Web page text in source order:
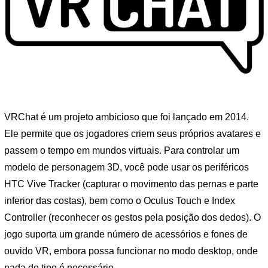
VRChat é um projeto ambicioso que foi lançado em 2014.
Ele permite que os jogadores criem seus próprios avatares e
passem o tempo em mundos virtuais. Para controlar um
modelo de personagem 3D, você pode usar os periféricos
HTC Vive Tracker (capturar o movimento das pernas e parte
inferior das costas), bem como o Oculus Touch e Index
Controller (reconhecer os gestos pela posição dos dedos). O
jogo suporta um grande número de acessórios e fones de
ouvido VR, embora possa funcionar no modo desktop, onde